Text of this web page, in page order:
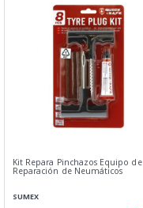
Kit Repara Pinchazos Equipo de
Reparación de Neumáticos
SUMEX